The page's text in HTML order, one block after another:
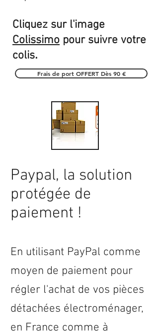
Cliquez sur l'image
Colissimo pour suivre votre
colis.
Frais de port OFFERT Dès 90 €
Paypal, la solution
protégée de
paiement !
En utilisant PayPal comme
moyen de paiement pour
régler l'achat de vos pièces
détachées électroménager,
en France comme à